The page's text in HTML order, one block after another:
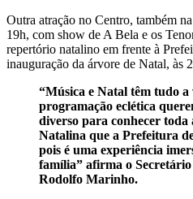
Outra atração no Centro, também
19h, com show de A Bela e os
repertório natalino em frente à
inauguração da árvore de Natal, às
“Música e Natal têm tudo a
programação eclética
diverso para conhecer
Natalina que a Prefeitura
pois é uma experiência
família” afirma o
Rodolfo Marinho.